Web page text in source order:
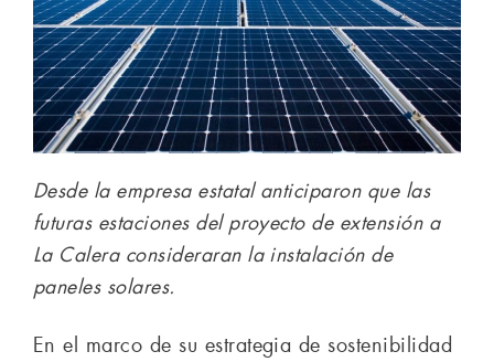
Desde la empresa estatal anticiparon que las
futuras estaciones del proyecto de extensión a
La Calera consideraran la instalación de
paneles solares.
En el marco de su estrategia de sostenibilidad